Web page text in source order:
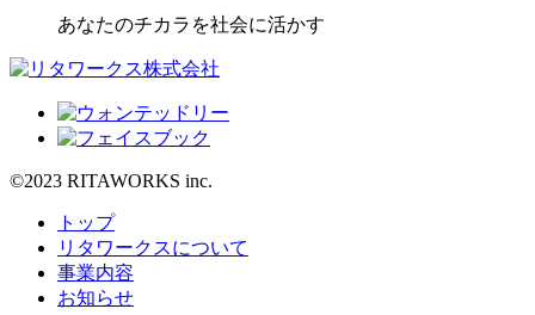
あなたのチカラを社会に活かす
©2023 RITAWORKS inc.
トップ
リタワークスについて
事業内容
お知らせ